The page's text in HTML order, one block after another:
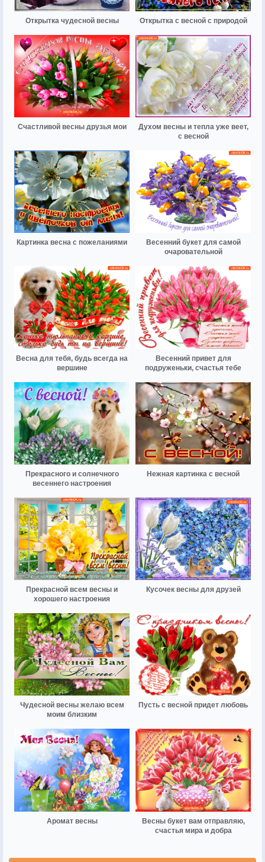
Открытка чудесной весны Открытка с весной с природой
Счастливой весны друзья мои
Духом весны и тепла уже веет,
с весной
Картинка весна с пожеланиями
Весенний букет для самой
очаровательной
Весна для тебя, будь всегда на
вершине
Весенний привет для
подруженьки, счастья тебе
Прекрасного и солнечного
весеннего настроения
Нежная картинка с весной
Прекрасной всем весны и
хорошего настроения
Кусочек весны для друзей
Чудесной весны желаю всем
моим близким
Пусть с весной придет любовь
Аромат весны
Весны букет вам отправляю,
счастья мира и добра